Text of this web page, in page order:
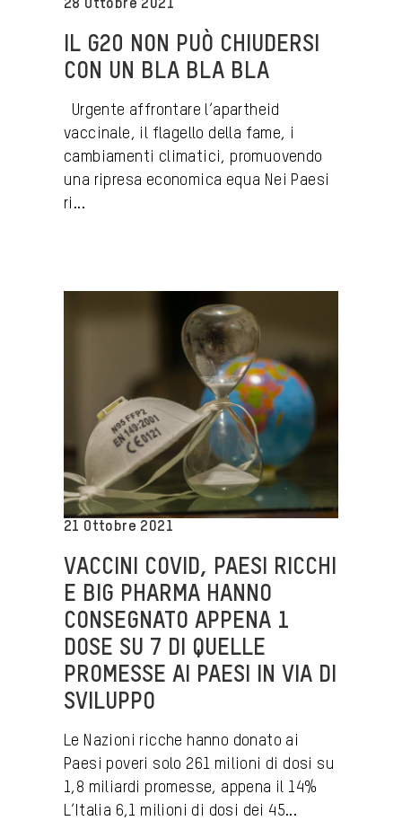
28 Ottobre 2021
IL G20 NON PUÒ CHIUDERSI
CON UN BLA BLA BLA
Urgente affrontare l’apartheid
vaccinale, il flagello della fame, i
cambiamenti climatici, promuovendo
una ripresa economica equa Nei Paesi
ri...
21 Ottobre 2021
VACCINI COVID, PAESI RICCHI
E BIG PHARMA HANNO
CONSEGNATO APPENA 1
DOSE SU 7 DI QUELLE
PROMESSE AI PAESI IN VIA DI
SVILUPPO
Le Nazioni ricche hanno donato ai
Paesi poveri solo 261 milioni di dosi su
1,8 miliardi promesse, appena il 14%
L’Italia 6,1 milioni di dosi dei 45...